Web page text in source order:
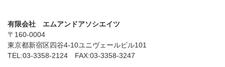
有限会社 エムアンドアソシエイツ
〒160-0004
東京都新宿区四谷4-10ユニヴェールビル101
TEL:03-3358-2124 FAX:03-3358-3247